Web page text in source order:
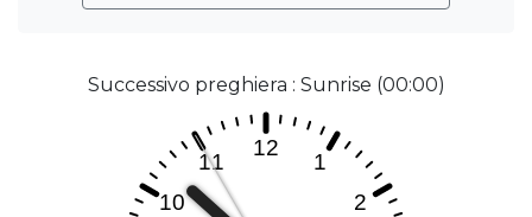
Successivo preghiera : Sunrise (00:00)